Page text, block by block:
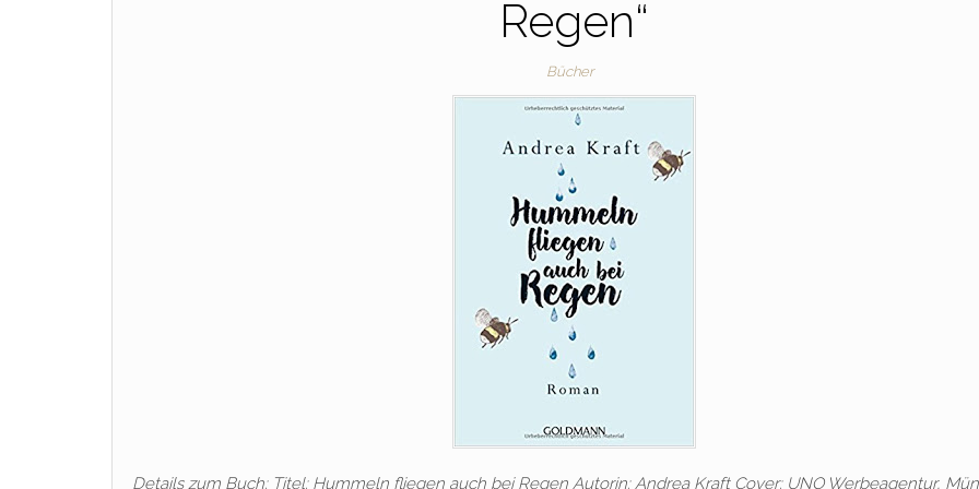
Regen“
Bücher
Details zum Buch: Titel: Hummeln fliegen auch bei Regen Autorin: Andrea Kraft Cover: UNO Werbeagentur,